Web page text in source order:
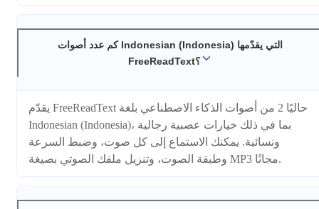
كم عدد أصوات Indonesian (Indonesia) التي يقدّمها
FreeReadText؟
يقدّم FreeReadText حاليًا 2 من أصوات الذكاء الاصطناعي بلغة
Indonesian (Indonesia)، بما في ذلك خيارات عصبية رجالية
ونسائية. يمكنك الاستماع إلى كل صوت، وضبط السرعة
وطبقة الصوت، وتنزيل ملفك الصوتي بصيغة MP3 مجانًا.